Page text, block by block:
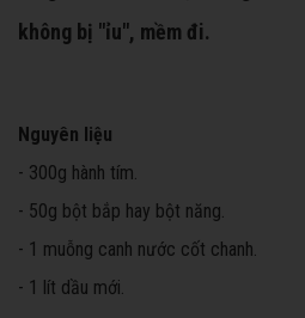
không bị "ỉu", mềm đi.
Nguyên liệu
- 300g hành tím.
- 50g bột bắp hay bột năng.
- 1 muỗng canh nước cốt chanh.
- 1 lít dầu mới.